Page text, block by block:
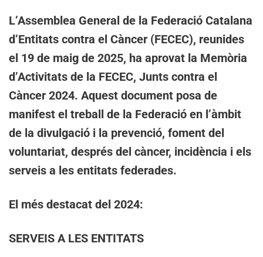
L’Assemblea General de la Federació Catalana
d’Entitats contra el Càncer (FECEC), reunides
el 19 de maig de 2025, ha aprovat la Memòria
d’Activitats de la FECEC, Junts contra el
Càncer 2024. Aquest document posa de
manifest el treball de la Federació en l’àmbit
de la divulgació i la prevenció, foment del
voluntariat, després del càncer, incidència i els
serveis a les entitats federades.
El més destacat del 2024:
SERVEIS A LES ENTITATS